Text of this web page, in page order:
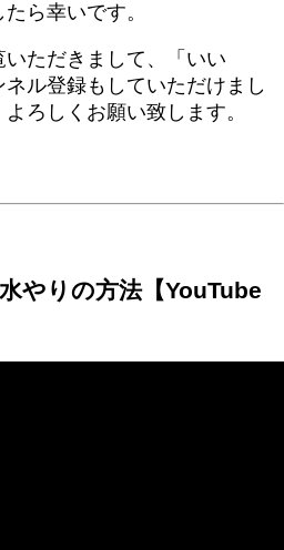
ら幸いです。
ただきまして、「いい
ル登録もしていただけまし
ろしくお願い致します。
やりの方法【YouTube